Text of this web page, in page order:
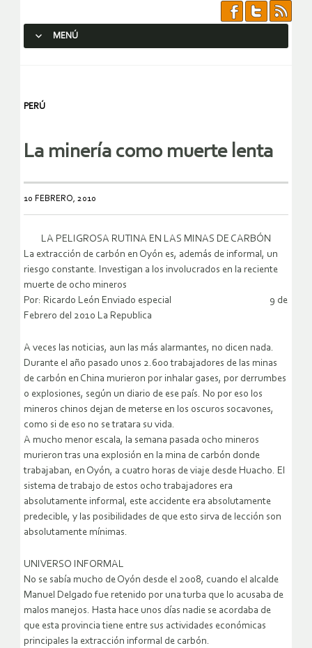
MENÚ
PERÚ
La minería como muerte lenta
10 FEBRERO, 2010
LA PELIGROSA RUTINA EN LAS MINAS DE CARBÓN
La extracción de carbón en Oyón es, además de informal, un
riesgo constante. Investigan a los involucrados en la reciente
muerte de ocho mineros
Por: Ricardo León Enviado especial 9 de
Febrero del 2010 La Republica
A veces las noticias, aun las más alarmantes, no dicen nada.
Durante el año pasado unos 2.600 trabajadores de las minas
de carbón en China murieron por inhalar gases, por derrumbes
o explosiones, según un diario de ese país. No por eso los
mineros chinos dejan de meterse en los oscuros socavones,
como si de eso no se tratara su vida.
A mucho menor escala, la semana pasada ocho mineros
murieron tras una explosión en la mina de carbón donde
trabajaban, en Oyón, a cuatro horas de viaje desde Huacho. El
sistema de trabajo de estos ocho trabajadores era
absolutamente informal, este accidente era absolutamente
predecible, y las posibilidades de que esto sirva de lección son
absolutamente mínimas.
UNIVERSO INFORMAL
No se sabía mucho de Oyón desde el 2008, cuando el alcalde
Manuel Delgado fue retenido por una turba que lo acusaba de
malos manejos. Hasta hace unos días nadie se acordaba de
que esta provincia tiene entre sus actividades económicas
principales la extracción informal de carbón.